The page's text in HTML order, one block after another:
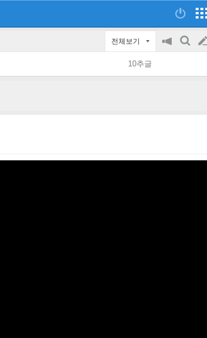
전체보기
공
on/off
검
글
쓰
10추글